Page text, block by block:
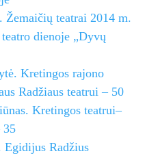
Žemaičių teatrai 2014 m.
dienoje „Dyvų
Kretingos rajono
Radžiaus teatrui – 50
Kretingos teatrui–
35
Egidijus Radžius